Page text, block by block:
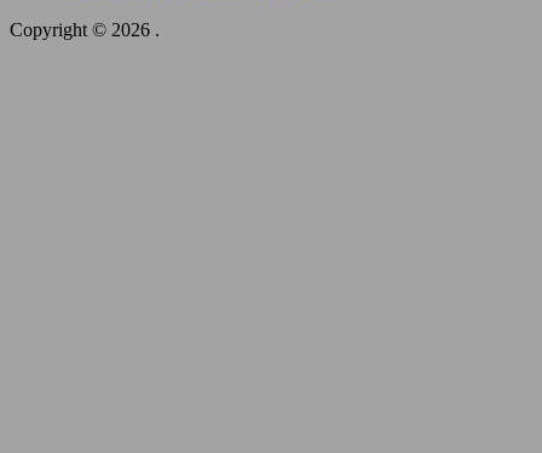
Copyright © 2026 .